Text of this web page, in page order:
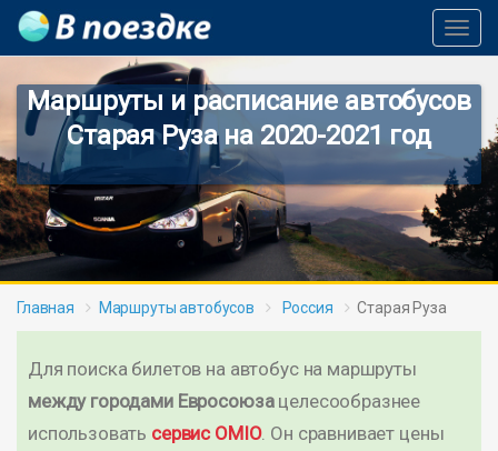
Маршруты и расписание автобусов
Старая Руза на 2020-2021 год
Главная Маршруты автобусов Россия Старая Руза
Для поиска билетов на автобус на маршруты
между городами Евросоюзацелесообразнее
использовать сервис OMIO. Он сравнивает цены